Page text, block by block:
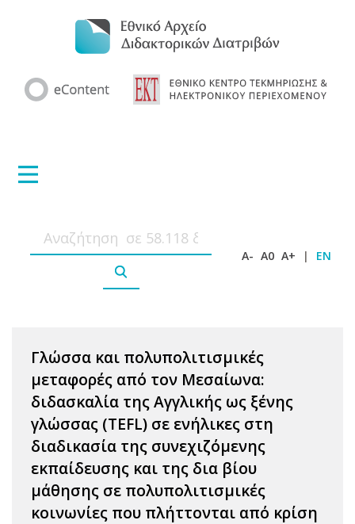
A- A0 A+ | EN
Γλώσσα και πολυπολιτισμικές
μεταφορές από τον Μεσαίωνα:
διδασκαλία της Αγγλικής ως ξένης
γλώσσας (TEFL) σε ενήλικες στη
διαδικασία της συνεχιζόμενης
εκπαίδευσης και της δια βίου
μάθησης σε πολυπολιτισμικές
κοινωνίες που πλήττονται από κρίση